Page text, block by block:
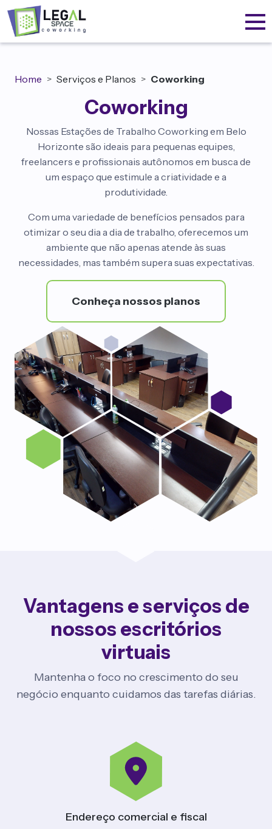
Home Serviços e Planos Coworking
Coworking
Nossas Estações de Trabalho Coworking em Belo
Horizonte são ideais para pequenas equipes,
freelancers e profissionais autônomos em busca de
um espaço que estimule a criatividade e a
produtividade.
Com uma variedade de benefícios pensados para
otimizar o seu dia a dia de trabalho, oferecemos um
ambiente que não apenas atende às suas
necessidades, mas também supera suas expectativas.
Conheça nossos planos
Vantagens e serviços de
nossos escritórios
virtuais
Mantenha o foco no crescimento do seu
negócio enquanto cuidamos das tarefas diárias.
Endereço comercial e fiscal